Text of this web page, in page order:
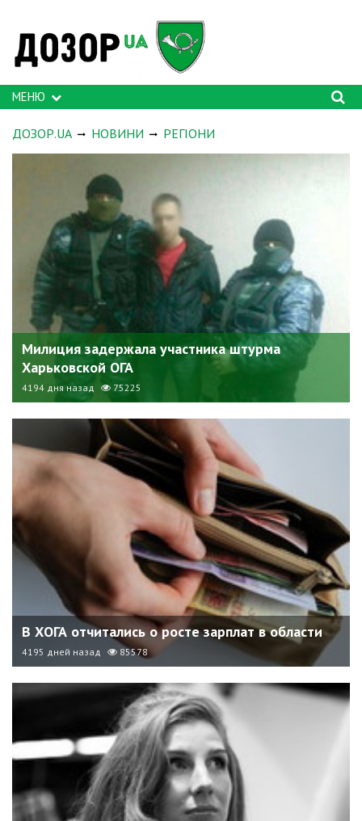
МЕНЮ
ДОЗОР.UA НОВИНИ РЕГІОНИ
Милиция задержала участника штурма
Харьковской ОГА
4194 дня назад 75225
В ХОГА отчитались о росте зарплат в области
4195 дней назад 85578